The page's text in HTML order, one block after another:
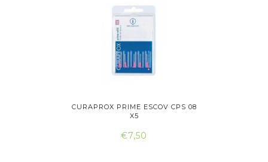
CURAPROX PRIME ESCOV CPS 08
X5
€7,50